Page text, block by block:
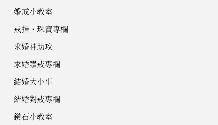
婚戒小教室
戒指・珠寶專欄
求婚神助攻
求婚鑽戒專欄
結婚大小事
結婚對戒專欄
鑽石小教室